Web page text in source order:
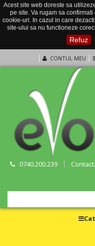
Acest site web doreste sa
pe site. Va rugam sa
cookie-uri. In cazul in care
site-ului sa nu functioneze
Refuz
CONTUL MEU
0740.200.239